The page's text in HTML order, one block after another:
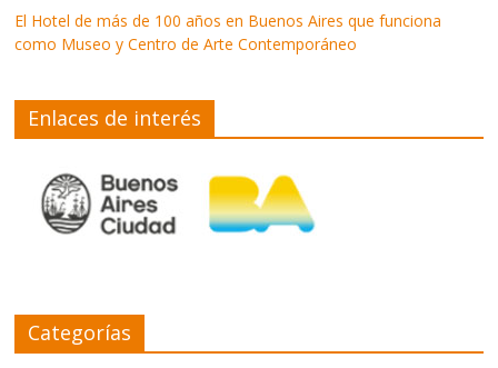
El Hotel de más de 100 años en Buenos Aires que funciona
como Museo y Centro de Arte Contemporáneo
Enlaces de interés
Categorías